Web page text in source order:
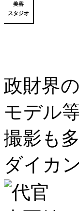
美容
スタジオ
政財界
モデル
撮影も
ダイカ